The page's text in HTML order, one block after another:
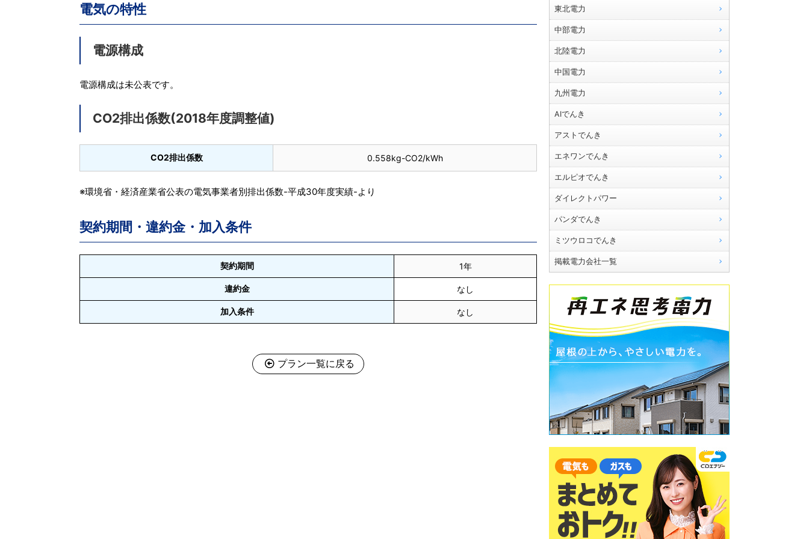
電気の特性
電源構成
電源構成は未公表です。
CO2排出係数(2018年度調整値)
CO2排出係数 0.558kg-CO2/kWh
※環境省・経済産業省公表の電気事業者別排出係数-平成30年度実績-より
契約期間・違約金・加入条件
契約期間 1年
違約金 なし
加入条件 なし
プラン一覧に戻る
東北電力
中部電力
北陸電力
中国電力
九州電力
AIでんき
アストでんき
エネワンでんき
エルピオでんき
ダイレクトパワー
パンダでんき
ミツウロコでんき
掲載電力会社一覧